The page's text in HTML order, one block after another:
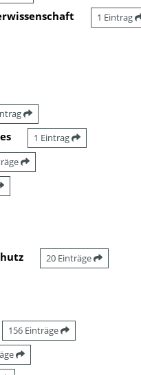
1 Eintrag
1 Eintrag
20 Einträge
156 Einträge